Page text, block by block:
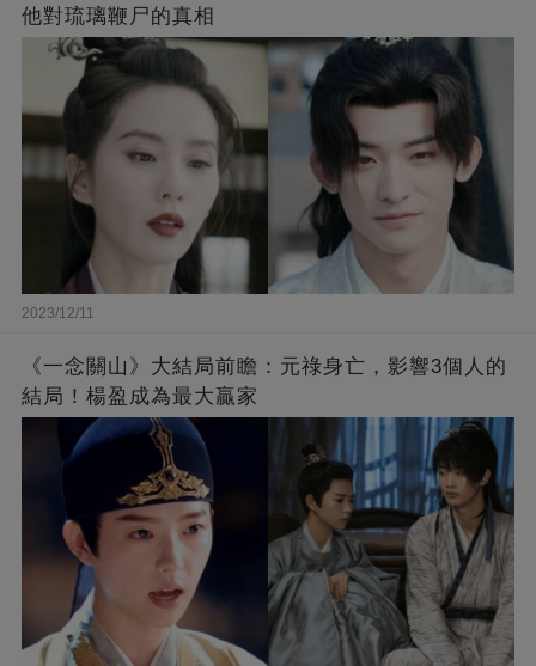
他對琉璃鞭尸的真相
2023/12/11
《一念關山》大結局前瞻：元祿身亡，影響3個人的
結局！楊盈成為最大贏家